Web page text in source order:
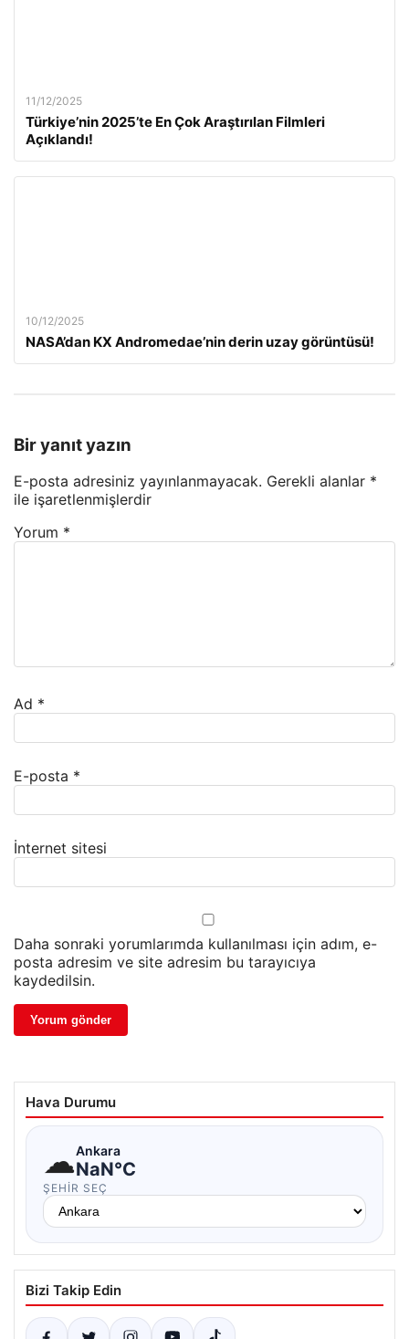
11/12/2025
Türkiye’nin 2025’te En Çok Araştırılan Filmleri
Açıklandı!
10/12/2025
NASA’dan KX Andromedae’nin derin uzay görüntüsü!
Bir yanıt yazın
E-posta adresiniz yayınlanmayacak. Gerekli alanlar *
ile işaretlenmişlerdir
Yorum *
Ad *
E-posta *
İnternet sitesi
Daha sonraki yorumlarımda kullanılması için adım, e-
posta adresim ve site adresim bu tarayıcıya
kaydedilsin.
Hava Durumu
☁Ankara
NaN°C
ŞEHIR SEÇ
Bizi Takip Edin